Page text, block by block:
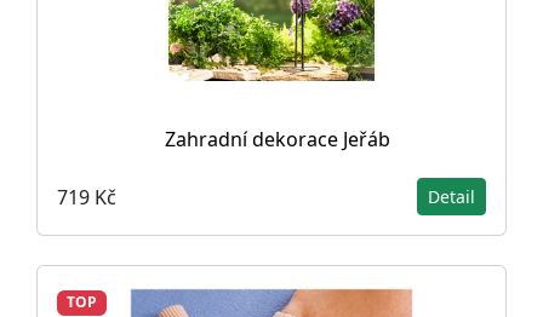
Zahradní dekorace Jeřáb
719 Kč Detail
TOP